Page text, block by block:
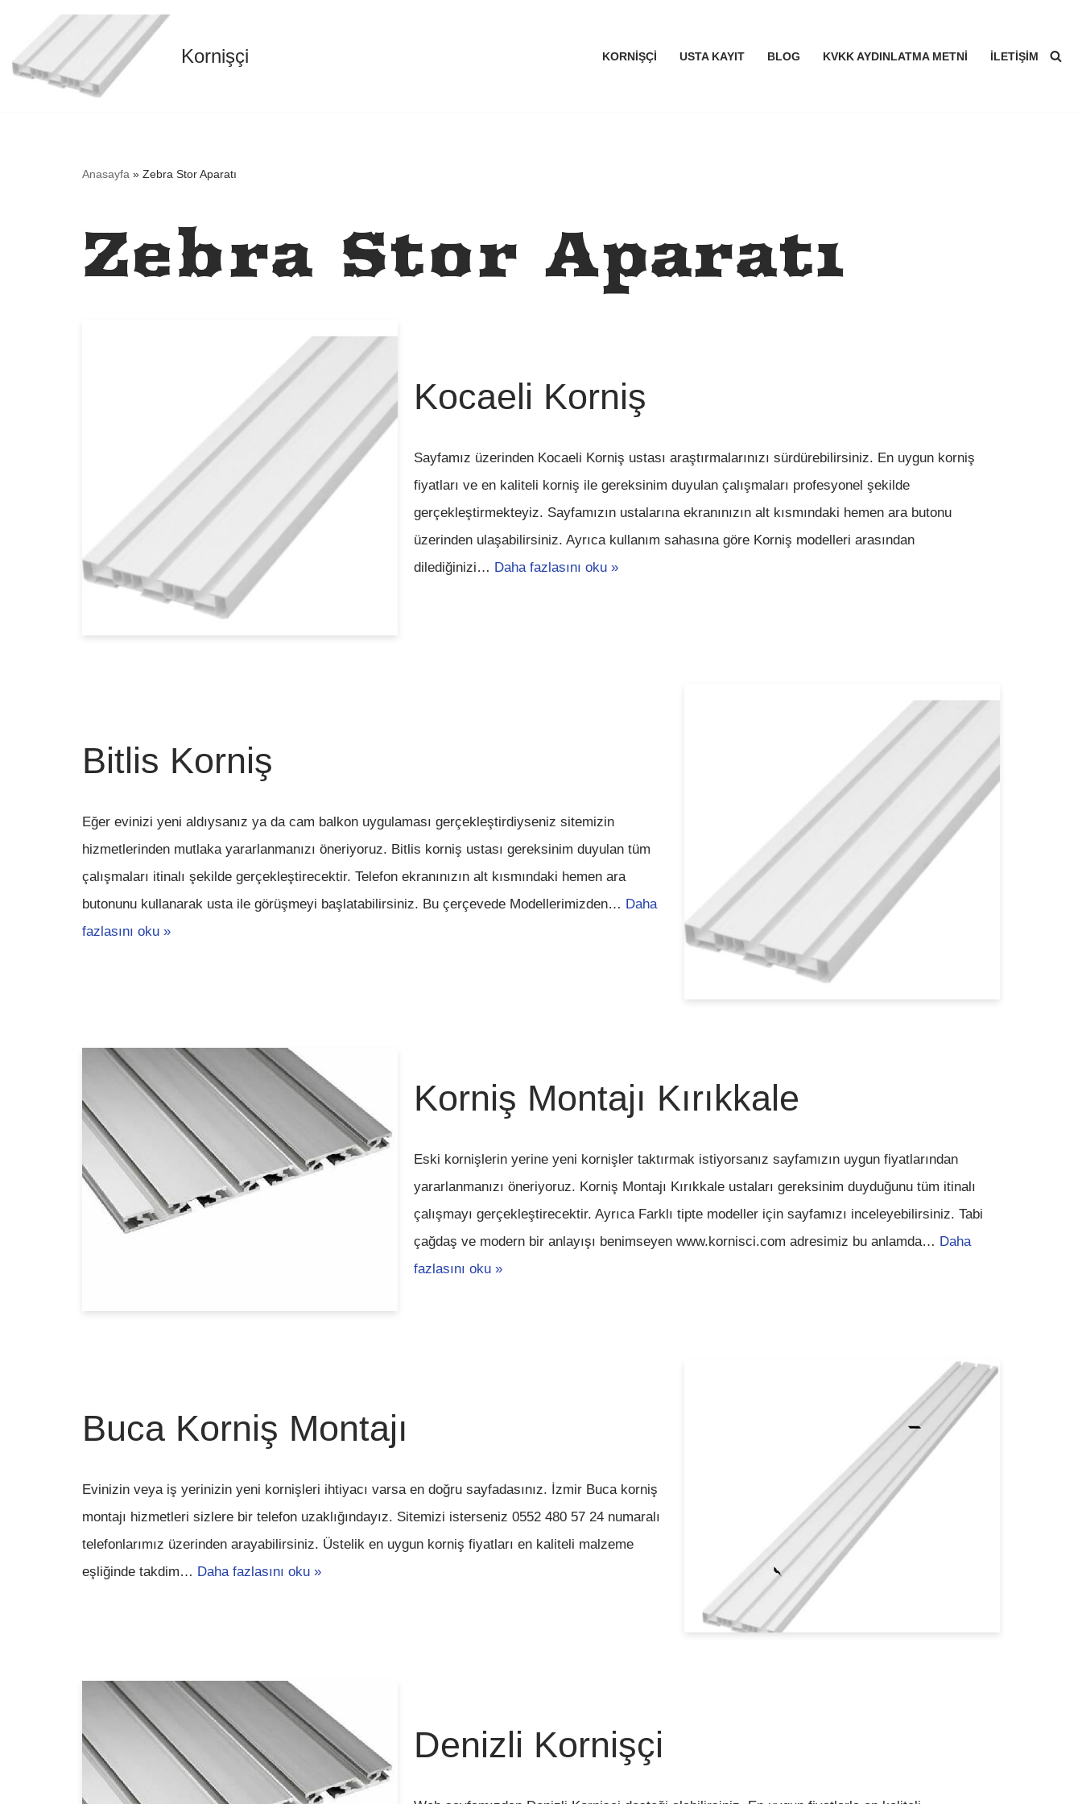
İçeriğe
geç
Kornişçi KORNIŞÇI USTA KAYIT BLOG KVKK AYDINLATMA METNI İLETIŞIM
Anasayfa » Zebra Stor Aparatı
Zebra Stor Aparatı
Kocaeli Korniş
Sayfamız üzerinden Kocaeli Korniş ustası araştırmalarınızı sürdürebilirsiniz. En uygun korniş
fiyatları ve en kaliteli korniş ile gereksinim duyulan çalışmaları profesyonel şekilde
gerçekleştirmekteyiz. Sayfamızın ustalarına ekranınızın alt kısmındaki hemen ara butonu
üzerinden ulaşabilirsiniz. Ayrıca kullanım sahasına göre Korniş modelleri arasından
dilediğinizi… Daha fazlasını oku »
Bitlis Korniş
Eğer evinizi yeni aldıysanız ya da cam balkon uygulaması gerçekleştirdiyseniz sitemizin
hizmetlerinden mutlaka yararlanmanızı öneriyoruz. Bitlis korniş ustası gereksinim duyulan tüm
çalışmaları itinalı şekilde gerçekleştirecektir. Telefon ekranınızın alt kısmındaki hemen ara
butonunu kullanarak usta ile görüşmeyi başlatabilirsiniz. Bu çerçevede Modellerimizden… Daha
fazlasını oku »
Korniş Montajı Kırıkkale
Eski kornişlerin yerine yeni kornişler taktırmak istiyorsanız sayfamızın uygun fiyatlarından
yararlanmanızı öneriyoruz. Korniş Montajı Kırıkkale ustaları gereksinim duyduğunu tüm itinalı
çalışmayı gerçekleştirecektir. Ayrıca Farklı tipte modeller için sayfamızı inceleyebilirsiniz. Tabi
çağdaş ve modern bir anlayışı benimseyen www.kornisci.com adresimiz bu anlamda… Daha
fazlasını oku »
Buca Korniş Montajı
Evinizin veya iş yerinizin yeni kornişleri ihtiyacı varsa en doğru sayfadasınız. İzmir Buca korniş
montajı hizmetleri sizlere bir telefon uzaklığındayız. Sitemizi isterseniz 0552 480 57 24 numaralı
telefonlarımız üzerinden arayabilirsiniz. Üstelik en uygun korniş fiyatları en kaliteli malzeme
eşliğinde takdim… Daha fazlasını oku »
Denizli Kornişçi